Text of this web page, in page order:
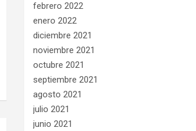
febrero 2022
enero 2022
diciembre 2021
noviembre 2021
octubre 2021
septiembre 2021
agosto 2021
julio 2021
junio 2021